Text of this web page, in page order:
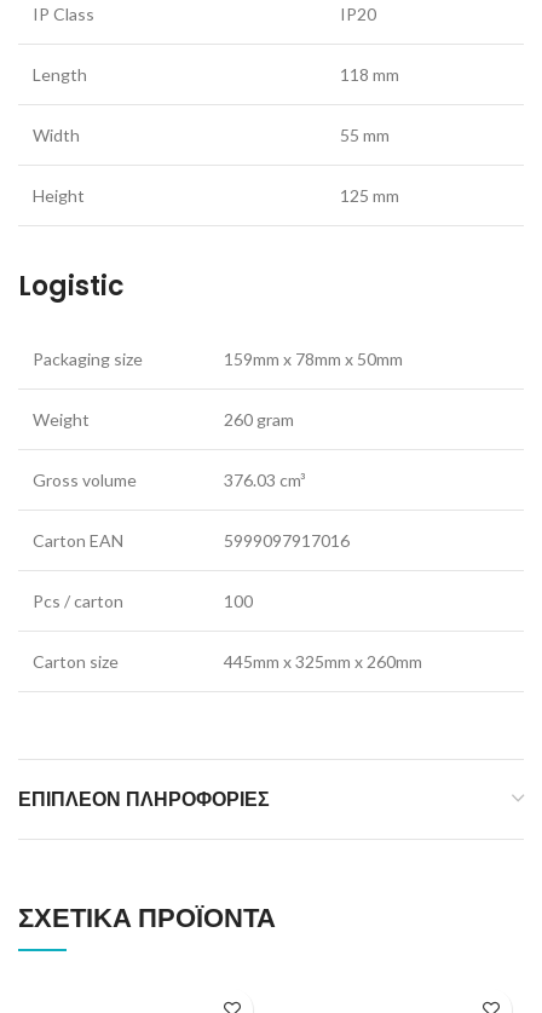
IP Class IP20
Length 118 mm
Width 55 mm
Height 125 mm
Logistic
Packaging size 159mm x 78mm x 50mm
Weight 260 gram
Gross volume 376.03 cm³
Carton EAN 5999097917016
Pcs / carton 100
Carton size 445mm x 325mm x 260mm
ΕΠΙΠΛΈΟΝ ΠΛΗΡΟΦΟΡΊΕΣ
ΣΧΕΤΙΚΆ ΠΡΟΪΌΝΤΑ